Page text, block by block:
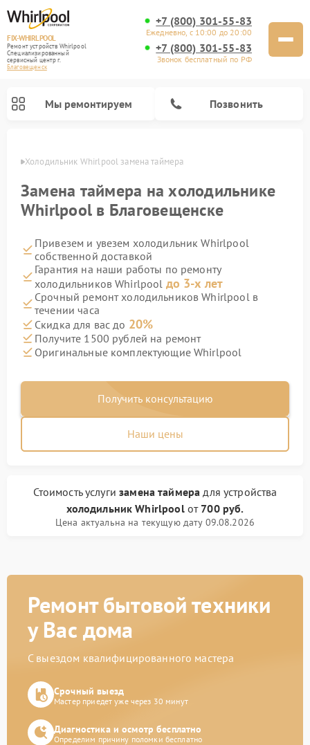
FIX-WHIRLPOOL
Ремонт устройств Whirlpool
Специализированный
cервисный центр г.
Благовещенск
+7 (800) 301-55-83
Ежедневно, с 10:00 до 20:00
+7 (800) 301-55-83
Звонок бесплатный по РФ
Мы ремонтируем Позвонить
Холодильник Whirlpool замена таймера
Замена таймера на холодильнике
Whirlpool в Благовещенске
Привезем и увезем холодильник Whirlpool
собственной доставкой
Гарантия на наши работы по ремонту
холодильников Whirlpool до 3-х лет
Срочный ремонт холодильников Whirlpool в
течении часа
Скидка для вас до 20%
Получите 1500 рублей на ремонт
Оригинальные комплектующие Whirlpool
Получить консультацию
Наши цены
Стоимость услугизамена таймера для устройства
холодильник Whirlpoolот 700 руб.
Цена актуальна на текущую дату 09.08.2026
Ремонт бытовой техники
у Вас дома
С выездом квалифицированного мастера
Срочный выезд
Мастер приедет уже через 30 минут
Диагностика и осмотр бесплатно
Определим причину поломки бесплатно